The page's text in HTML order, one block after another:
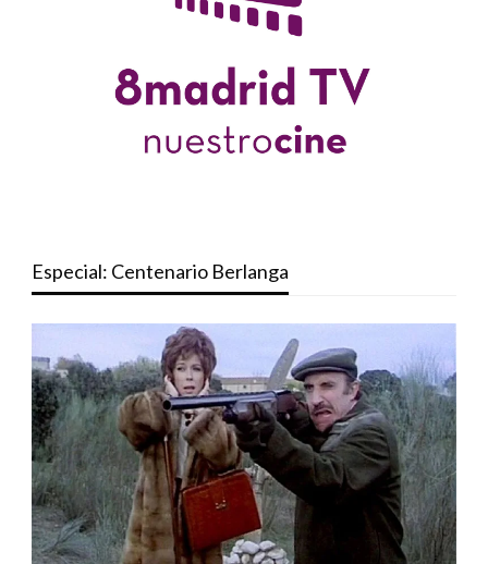
Especial: Centenario Berlanga